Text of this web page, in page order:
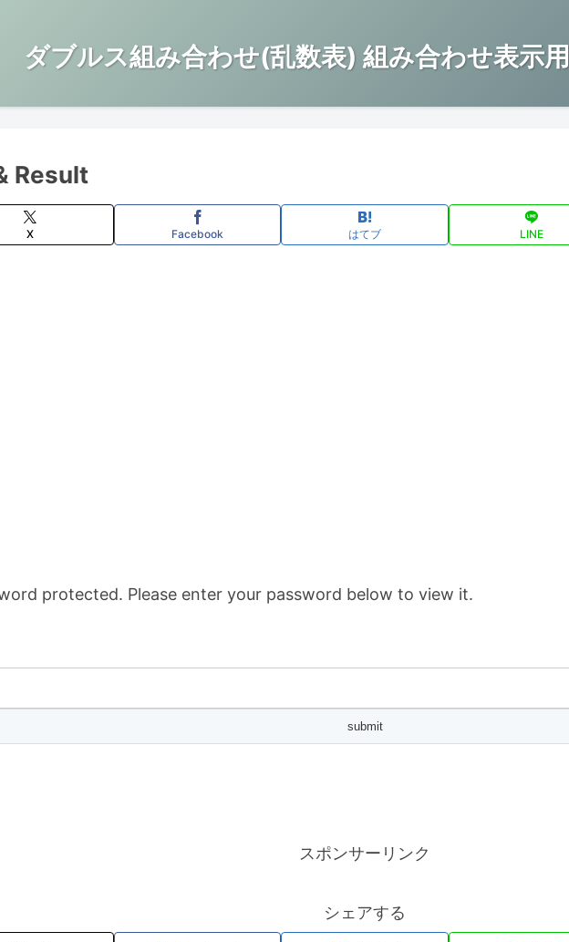
ダブルス組み合わせ(乱数表) 組み合わせ表示
Result
X Facebook はてブ LINE
protected. Please enter your password below to view it.
スポンサーリンク
シェアする